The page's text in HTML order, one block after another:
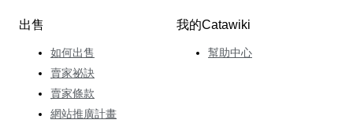
出售
如何出售
賣家祕訣
賣家條款
網站推廣計畫
我的Catawiki
幫助中心